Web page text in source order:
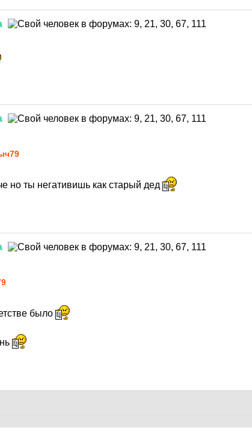
но ты негативишь как старый дед
было